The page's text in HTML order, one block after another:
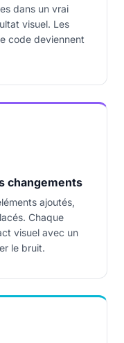
dans un vrai
visuel. Les
code deviennent
changements
ajoutés,
Chaque
visuel avec un
le bruit.